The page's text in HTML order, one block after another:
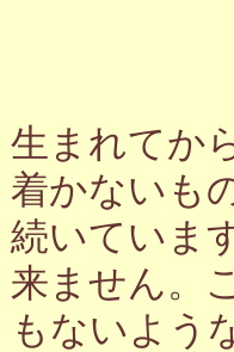
生まれてか
着かないも
続いていま
来ません。
もないよう